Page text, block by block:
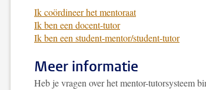
Ik coördineer het mentoraat
Ik ben een docent-tutor
Ik ben een student-mentor/student-tutor
Meer informatie
Heb je vragen over het mentor-tutorsysteem